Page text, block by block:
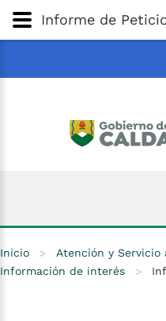
Informe de
Inicio > Atención y Servicio
Información de interés
>